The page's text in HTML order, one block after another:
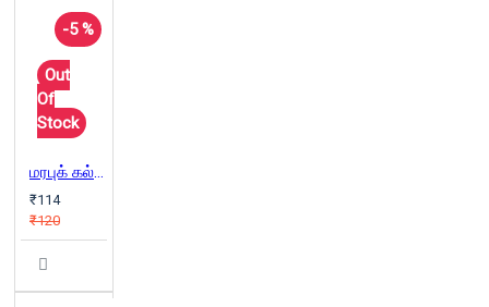
-5 %
Out
Of
Stock
மரபுக் கல்வி கொள்கை விளக்கம்
₹114
₹120